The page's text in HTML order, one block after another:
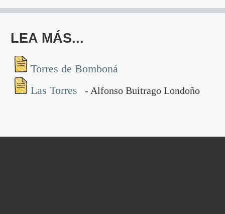
LEA MÁS...
Torres de Bomboná
Las Torres
- Alfonso Buitrago Londoño